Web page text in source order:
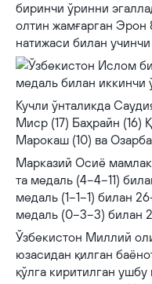
биринчи ўринни
олтин жамғарган Эрон
натижаси билан
Кучли ўнталикда
Миср (17) Баҳрайн (16)
Марокаш (10) ва
Марказий Осиё
та медаль (4−4−11)
медаль (1−1−1) билан
медаль (0−3−3) билан
Ўзбекистон Миллий
юзасидан қилган
қўлга киритилган